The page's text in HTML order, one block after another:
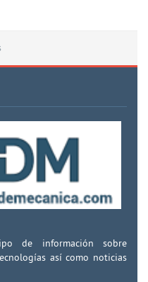
de información sobre
así como noticias